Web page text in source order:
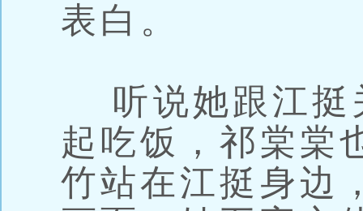
表白。
听说她跟江挺
起吃饭，祁棠棠
竹站在江挺身边